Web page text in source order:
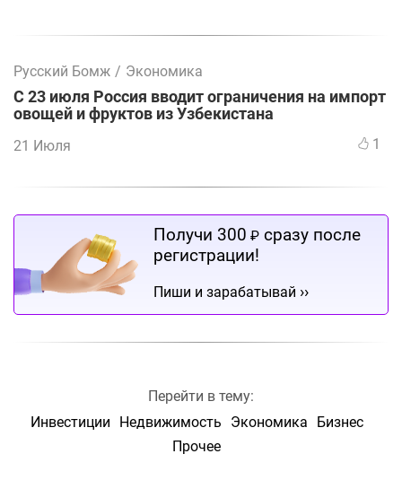
Русский Бомж / Экономика
С 23 июля Россия вводит ограничения на импорт
овощей и фруктов из Узбекистана
21 Июля 1
Получи 300 ₽ сразу после
регистрации!
Пиши и зарабатывай ››
Перейти в тему:
Инвестиции
Недвижимость Экономика
Бизнес
Прочее